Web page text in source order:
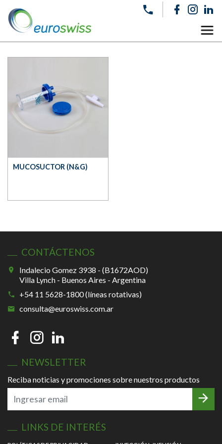
MUCOSUCTOR (N&G)
CONTÁCTENOS
Indalecio Gomez 3938 - (B1672AOD)
Villa Lynch - Buenos Aires - Argentina
+54 11 5628-1800 (líneas rotativas)
consulta@euroswiss.com.ar
NEWSLETTER
Reciba noticias y promociones sobre nuestros productos
LINKS DE INTERÉS